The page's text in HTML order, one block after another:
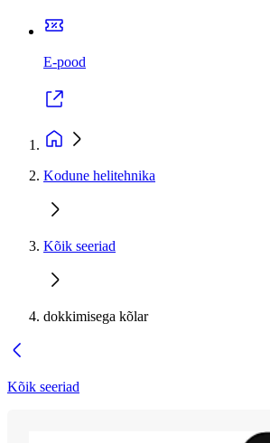
E-pood
Kodune helitehnika
Kõik seeriad
dokkimisega kõlar
Kõik seeriad